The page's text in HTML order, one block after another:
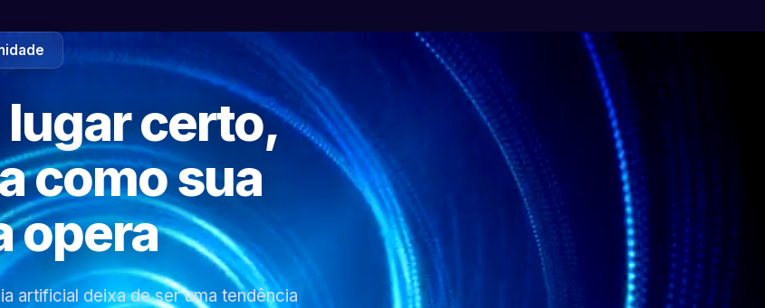
lugar certo,
como sua
opera
artificial deixa de ser uma tendência